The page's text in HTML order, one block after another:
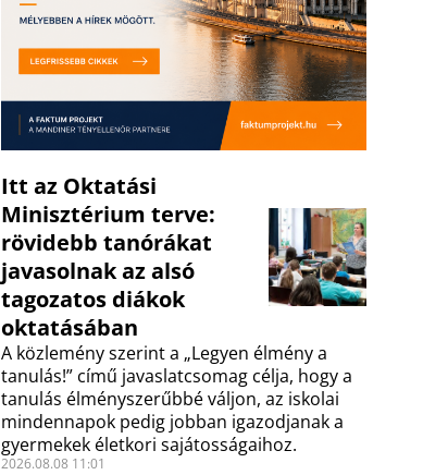
Itt az Oktatási
Minisztérium terve:
rövidebb tanórákat
javasolnak az alsó
tagozatos diákok
oktatásában
A közlemény szerint a „Legyen élmény a
tanulás!” című javaslatcsomag célja, hogy a
tanulás élményszerűbbé váljon, az iskolai
mindennapok pedig jobban igazodjanak a
gyermekek életkori sajátosságaihoz.
2026.08.08 11:01